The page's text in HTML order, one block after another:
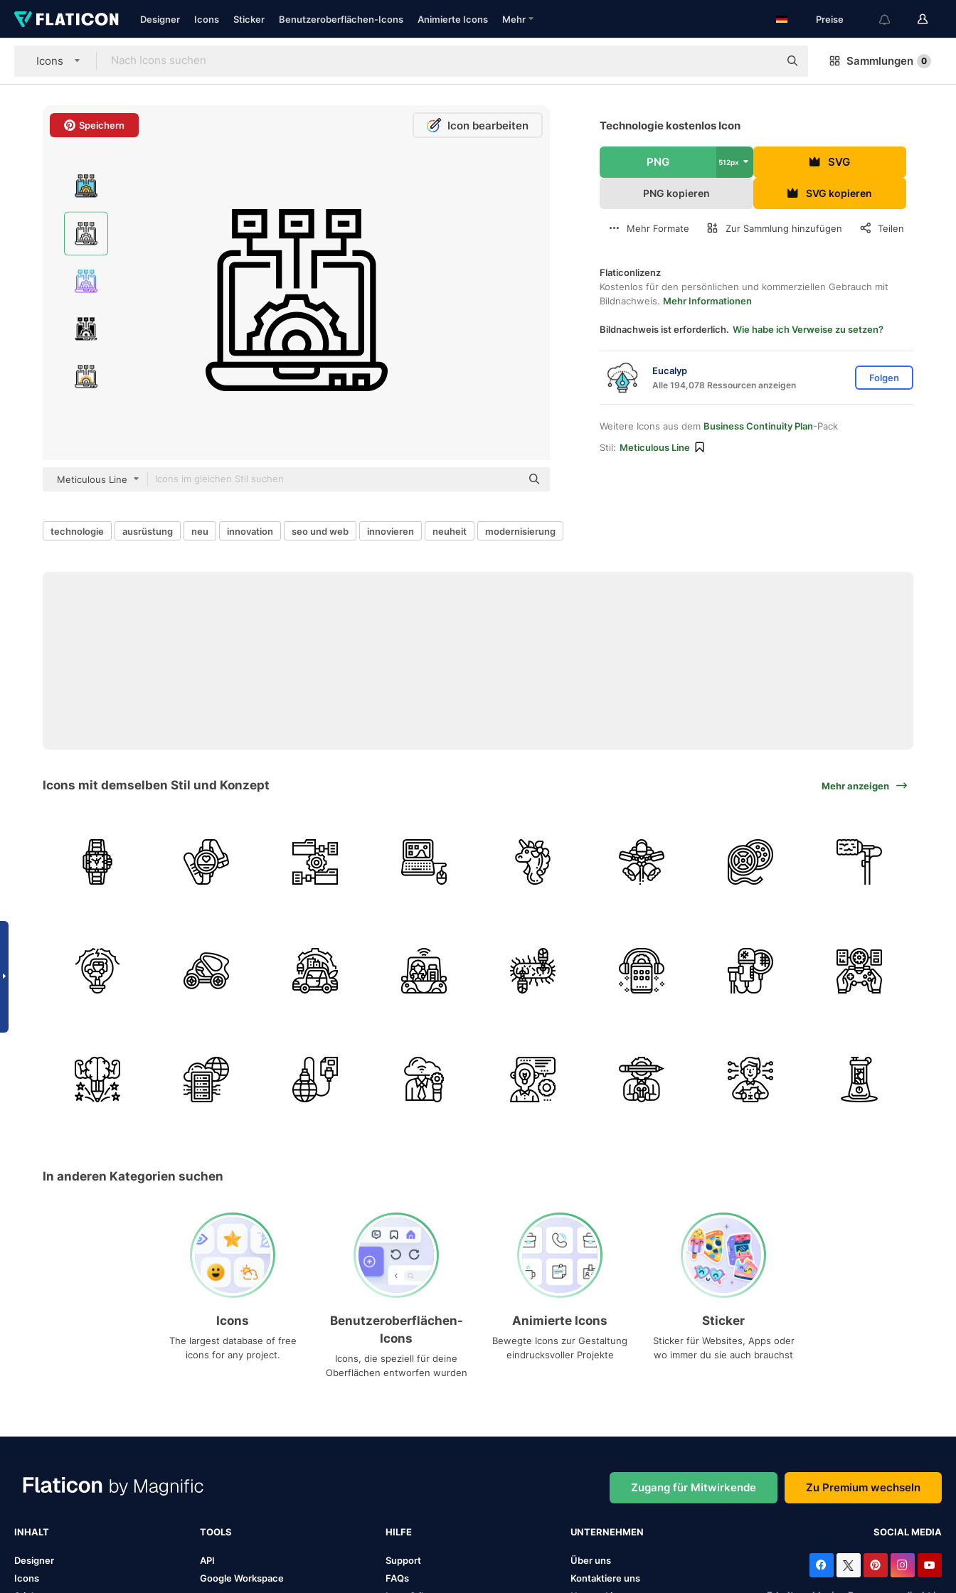
Designer Icons Sticker Benutzeroberflächen-Icons Animierte Icons Mehr Preise
Icons Sammlungen 0
Speichern Icon bearbeiten
Meticulous Line
Technologie kostenlos Icon
PNG 512px SVG
PNG kopieren SVG kopieren
Mehr Formate Zur Sammlung hinzufügen Teilen
Flaticonlizenz
Kostenlos für den persönlichen und kommerziellen Gebrauch mit
Bildnachweis. Mehr Informationen
Bildnachweis ist erforderlich. Wie habe ich Verweise zu setzen?
Eucalyp
Alle 194,078 Ressourcen anzeigen
Folgen
Weitere Icons aus dem Business Continuity Plan-Pack
Stil: Meticulous Line
technologie ausrüstung neu innovation seo und web innovieren neuheit modernisierung
Icons mit demselben Stil und Konzept Mehr anzeigen
In anderen Kategorien suchen
Icons
The largest database of free
icons for any project.
Benutzeroberflächen-
Icons
Icons, die speziell für deine
Oberflächen entworfen wurden
Animierte Icons
Bewegte Icons zur Gestaltung
eindrucksvoller Projekte
Sticker
Sticker für Websites, Apps oder
wo immer du sie auch brauchst
Zugang für Mitwirkende Zu Premium wechseln
INHALT
Designer
Icons
TOOLS
API
Google Workspace
HILFE
Support
FAQs
UNTERNEHMEN
Über uns
Kontaktiere uns
SOCIAL MEDIA